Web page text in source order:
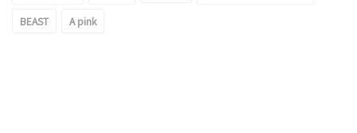
BEAST A pink